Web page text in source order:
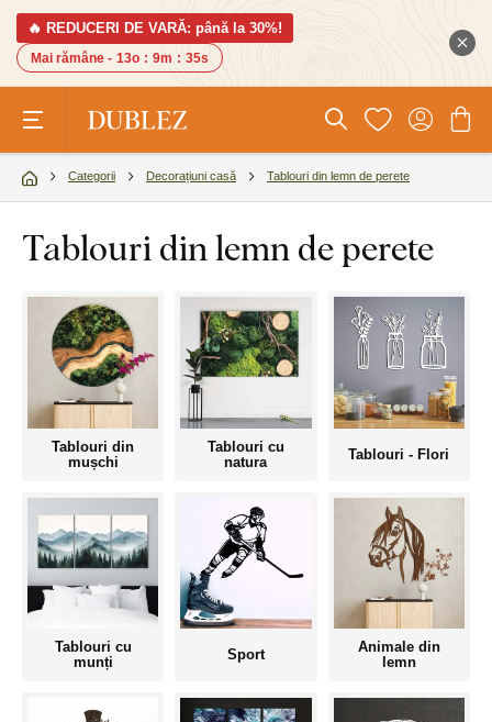
🔥 REDUCERI DE VARĂ: până la 30%!
Mai rămâne - 13o : 9m : 34s
Categorii Decorațiuni casă Tablouri din lemn de perete
Tablouri din lemn de perete
Tablouri din
mușchi
Tablouri cu
natura
Tablouri - Flori
Tablouri cu
munți
Sport
Animale din
lemn